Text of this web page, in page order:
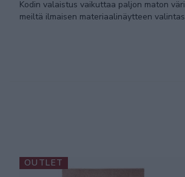
Kodin valaistus vaikuttaa paljon maton
meiltä ilmaisen materiaalinäytteen
OUTLET